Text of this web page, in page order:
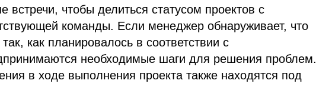
встречи, чтобы делиться статусом проектов с
команды. Если менеджер обнаруживает, что
как планировалось в соответствии с
необходимые шаги для решения проблем.
в ходе выполнения проекта также находятся под